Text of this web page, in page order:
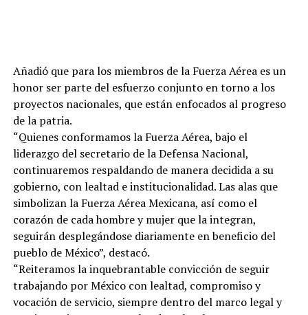
Añadió que para los miembros de la Fuerza Aérea es un
honor ser parte del esfuerzo conjunto en torno a los
proyectos nacionales, que están enfocados al progreso
de la patria.
“Quienes conformamos la Fuerza Aérea, bajo el
liderazgo del secretario de la Defensa Nacional,
continuaremos respaldando de manera decidida a su
gobierno, con lealtad e institucionalidad. Las alas que
simbolizan la Fuerza Aérea Mexicana, así como el
corazón de cada hombre y mujer que la integran,
seguirán desplegándose diariamente en beneficio del
pueblo de México”, destacó.
“Reiteramos la inquebrantable convicción de seguir
trabajando por México con lealtad, compromiso y
vocación de servicio, siempre dentro del marco legal y